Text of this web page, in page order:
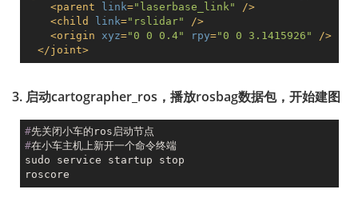
<parent link="laserbase_link"
/>
<child link="rslidar"
/>
<origin xyz="0 0 0.4" rpy="0 0 3.1415926"
/>
</joint>
3. 启动cartographer_ros，播放rosbag数据包，开始建图
#先关闭小车的ros启动节点
#在小车主机上新开一个命令终端
sudo service startup stop